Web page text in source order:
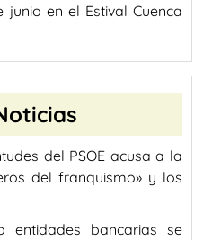
en el Estival Cuenca
del PSOE acusa a la
del franquismo» y los
entidades bancarias se